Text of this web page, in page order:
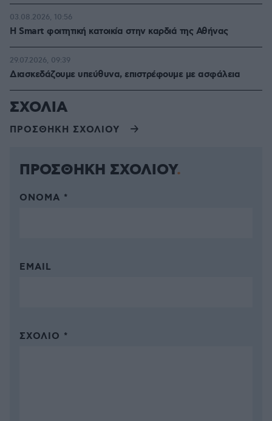
Η Smart φοιτητική κατοικία στην καρδιά της Αθήνας
03.08.2026, 10:56
Διασκεδάζουμε υπεύθυνα, επιστρέφουμε με ασφάλεια
29.07.2026, 09:39
ΣΧΟΛΙΑ
ΠΡΟΣΘΗΚΗ ΣΧΟΛΙΟΥ
ΠΡΟΣΘΗΚΗ ΣΧΟΛΙΟΥ
ΌΝΟΜΑ *
EMAIL
ΣΧΌΛΙΟ *